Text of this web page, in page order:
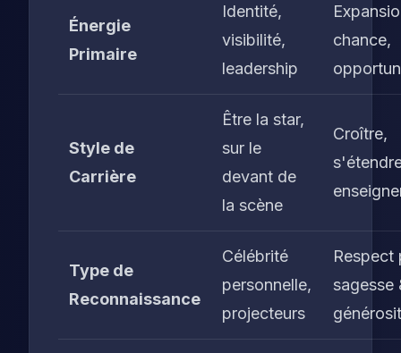
Énergie
Primaire
Identité,
visibilité,
leadership
chance,
Style de
Carrière
Être la star,
sur le
devant de
la scène
Croître,
Type de
Reconnaissance
Célébrité
personnelle,
projecteurs
Respect
sagesse